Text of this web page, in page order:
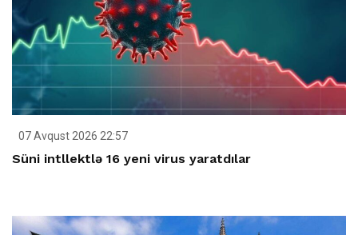
07 Avqust 2026 22:57
Süni intllektlə 16 yeni virus yaratdılar